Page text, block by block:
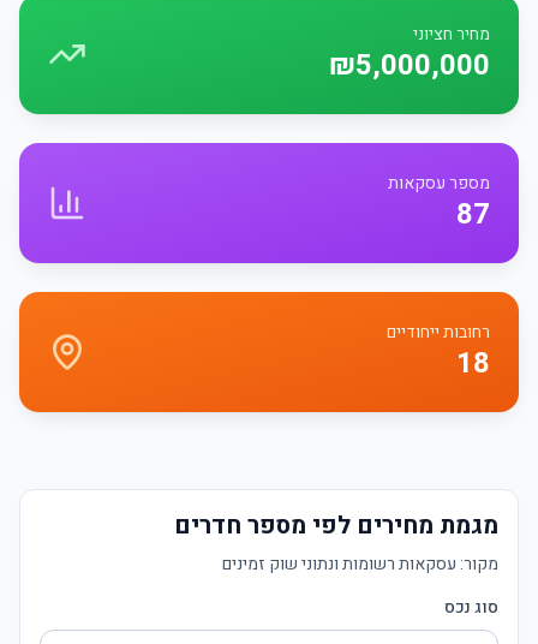
מחיר חציוני
₪5,000,000
מספר עסקאות
87
רחובות ייחודיים
18
מגמת מחירים לפי מספר חדרים
מקור: עסקאות רשומות ונתוני שוק זמינים
סוג נכס